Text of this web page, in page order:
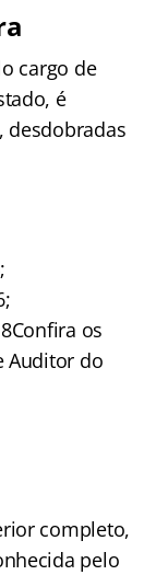
cargo de
é
desdobradas
os
Auditor do
completo,
pelo